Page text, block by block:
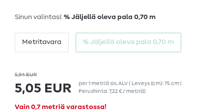
Sinun valintasi: % Jäljellä oleva pala 0,70 m
Metritavara % Jäljellä oleva pala 0,70 m
5,94 EUR
5,05 EUR per1 metriäsis. ALV( Leveys (cm): 75 cm |
Perushinta 7,22 € / metriä)
Vain 0,7 metriä varastossa!